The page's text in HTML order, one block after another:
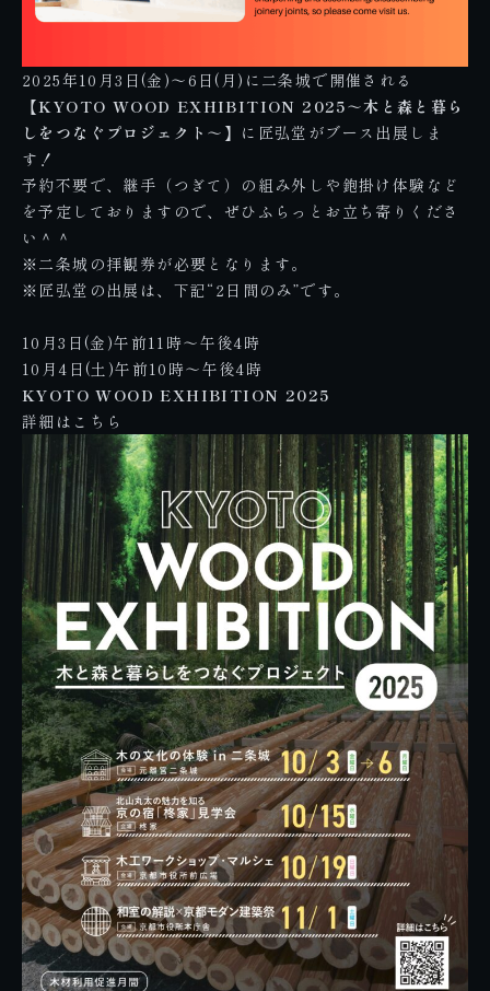
2025年10月3日(金)～6日(月)に二条城で開催される
【KYOTO WOOD EXHIBITION 2025～木と森と暮ら
しをつなぐプロジェクト～】 に匠弘堂がブース出展しま
す！
予約不要で、継手（つぎて）の組み外しや鉋掛け体験など
を予定しておりますので、ぜひふらっとお立ち寄りくださ
い＾＾
※二条城の拝観券が必要となります。
※匠弘堂の出展は、下記“2日間のみ”です。
10月3日(金)午前11時～午後4時
10月4日(土)午前10時～午後4時
KYOTO WOOD EXHIBITION 2025
詳細は こちら